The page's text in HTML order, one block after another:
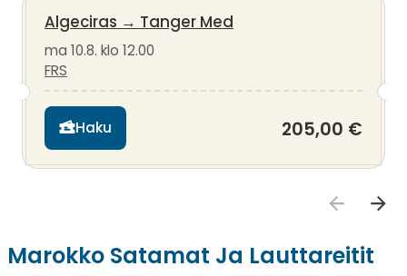
Algeciras → Tanger Med
ma 10.8. klo 12.00
FRS
Haku 205,00 €
Marokko Satamat Ja Lauttareitit